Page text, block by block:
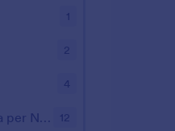
1
2
4
Moduli di Candidatura per No-profit 12